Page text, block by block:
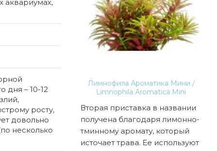
аквариумах,
дня – 10-12
росту,
довольно
несколько
нури (Cryptocoryne
Maiden")
нури
nurii) - одна из
криптокарин,
Лимнофила Ароматика Мини /
Limnophila Aromatica Mini
Вторая приставка в названии
получена благодаря лимонно-
тминному аромату, который
источает трава. Ее используют